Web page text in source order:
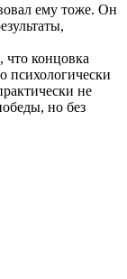
ему тоже. Он
концовка
психологически
не
но без